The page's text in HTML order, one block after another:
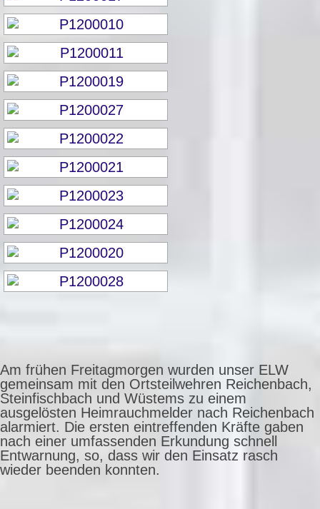
Am frühen Freitagmorgen wurden unser ELW
gemeinsam mit den Ortsteilwehren Reichenbach,
Steinfischbach und Wüstems zu einem
ausgelösten Heimrauchmelder nach Reichenbach
alarmiert. Die ersten eintreffenden Kräfte gaben
nach einer umfassenden Erkundung schnell
Entwarnung, so, dass wir den Einsatz rasch
wieder beenden konnten.